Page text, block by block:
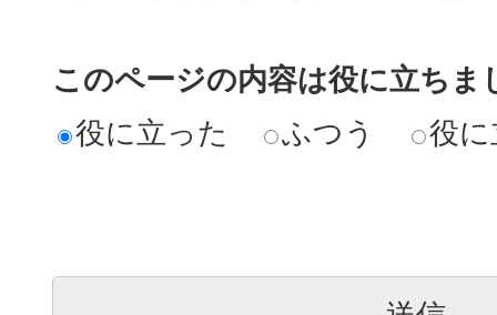
このページの内容は役に立ちま
役に立った
ふつう 役